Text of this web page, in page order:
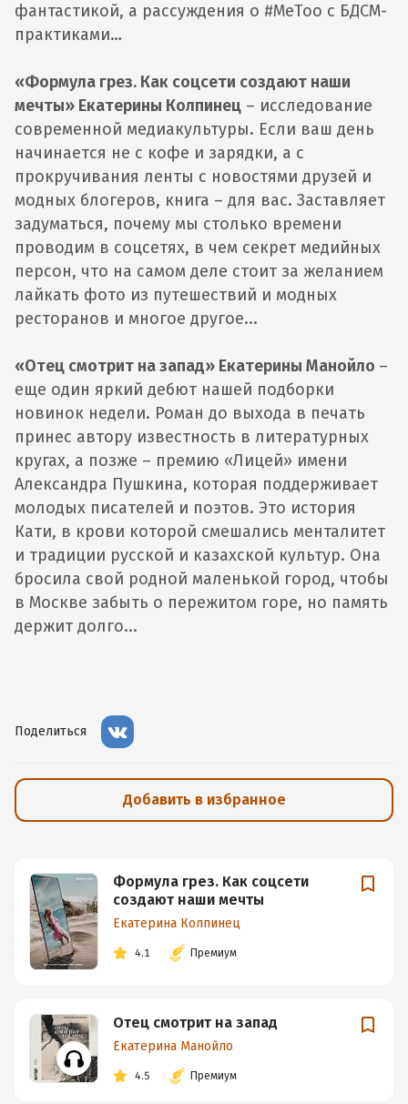
фантастикой, а рассуждения о #MeToo с БДСМ-
практиками…
«Формула грез. Как соцсети создают наши
мечты» Екатерины Колпинец – исследование
современной медиакультуры. Если ваш день
начинается не с кофе и зарядки, а с
прокручивания ленты с новостями друзей и
модных блогеров, книга – для вас. Заставляет
задуматься, почему мы столько времени
проводим в соцсетях, в чем секрет медийных
персон, что на самом деле стоит за желанием
лайкать фото из путешествий и модных
ресторанов и многое другое...
«Отец смотрит на запад» Екатерины Манойло –
еще один яркий дебют нашей подборки
новинок недели. Роман до выхода в печать
принес автору известность в литературных
кругах, а позже – премию «Лицей» имени
Александра Пушкина, которая поддерживает
молодых писателей и поэтов. Это история
Кати, в крови которой смешались менталитет
и традиции русской и казахской культур. Она
бросила свой родной маленькой город, чтобы
в Москве забыть о пережитом горе, но память
держит долго...
Поделиться
Добавить в избранное
Формула грез. Как соцсети
создают наши мечты
Екатерина Колпинец
4.1 Премиум
Отец смотрит на запад
Екатерина Манойло
4.5 Премиум